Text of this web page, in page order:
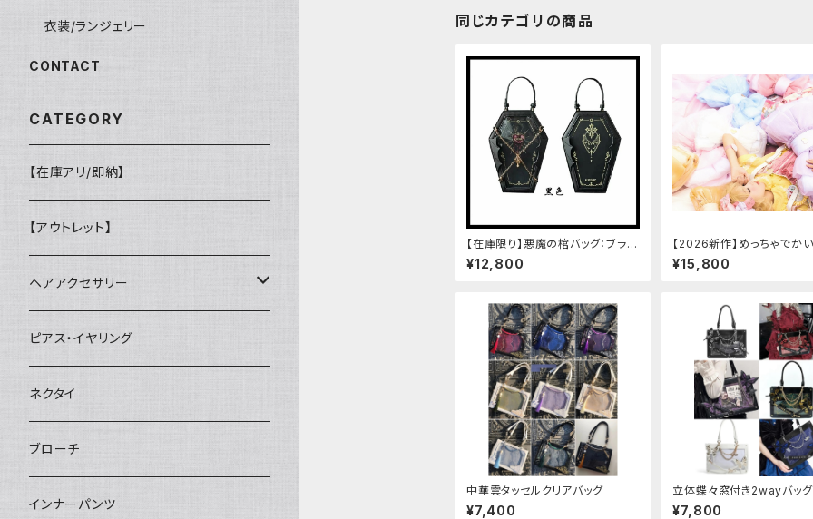
同じカテゴリの商品
【在庫限り】悪魔の棺バッグ：ブラッ
ク
¥12,800
【2026新作】めっちゃでか
ータリボンバッグ[メッシュボ
トブックバッグ]
¥15,800
中華雲タッセルクリアバッグ
¥7,400
立体蝶々窓付き2wayバッグ
¥7,800
衣装/ランジェリー
CONTACT
CATEGORY
【在庫アリ/即納】
【アウトレット】
ヘアアクセサリー
ヘアクリップ
ヘッドドレス・カチューシャ
ヘアゴム
簪
ピアス・イヤリング
ネクタイ
ブローチ
インナーパンツ